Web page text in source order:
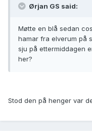
Ørjan GS said:
Møtte en blå sedan
hamar fra elverum på
sju på ettermiddagen
her?
Stod den på henger var